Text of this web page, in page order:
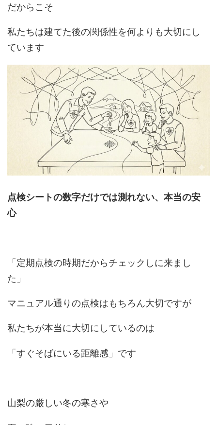
だからこそ
私たちは建てた後の関係性を何よりも大切にし
ています
点検シートの数字だけでは測れない、本当の安
心
「定期点検の時期だからチェックしに来まし
た」
マニュアル通りの点検はもちろん大切ですが
私たちが本当に大切にしているのは
「すぐそばにいる距離感」です
山梨の厳しい冬の寒さや